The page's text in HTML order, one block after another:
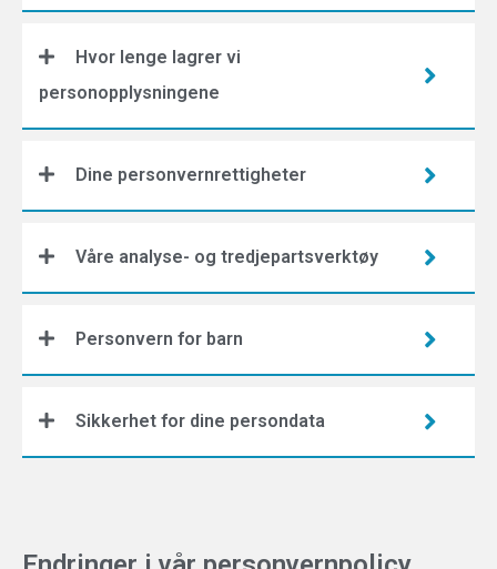
Hvor lenge lagrer vi
personopplysningene
Dine personvernrettigheter
Våre analyse- og tredjepartsverktøy
Personvern for barn
Sikkerhet for dine persondata